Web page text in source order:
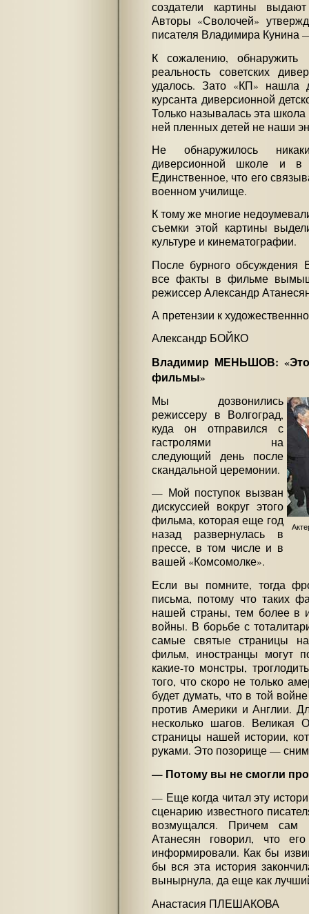
создатели картины
Авторы «Сволочей»
писателя Владимира Кунина
К сожалению,
реальность советских
удалось. Зато «КП» нашла
курсанта диверсионной
Только называлась эта
ней пленных детей не наши
Не обнаружилось
диверсионной школе и в
Единственное, что его
военном училище.
К тому же многие
съемки этой картины
культуре и кинематографии.
После бурного обсуждения
все факты в фильме
режиссер Александр
А претензии к
Александр БОЙКО
Владимир МЕНЬШОВ:
фильмы»
Мы дозвонились
режиссеру в Волгоград,
куда он отправился с
гастролями на
следующий день после
скандальной церемонии.
— Мой поступок вызван
дискуссией вокруг этого
фильма, которая еще год
назад развернулась в
прессе, в том числе и в
вашей «Комсомолке».
Если вы помните, тогда
письма, потому что таких
нашей страны, тем более в
войны. В борьбе с
самые святые страницы
фильм, иностранцы могут
какие-то монстры,
того, что скоро не только
будет думать, что в той
против Америки и Англии.
несколько шагов. Великая
страницы нашей истории,
руками. Это позорище —
— Потому вы не смогли
— Еще когда читал эту
сценарию известного
возмущался. Причем сам
Атанесян говорил, что
информировали. Как бы
бы вся эта история
вынырнула, да еще как
Анастасия ПЛЕШАКОВА